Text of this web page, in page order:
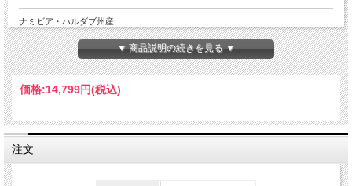
ナミビア・ハルダブ州産
グレードなど
-
ギベオン/隕石/メテオライト
商品説明
鉄隕石であるギベオンメテオライトペンダント入荷です！！
▼ 商品説明の続きを見る ▼
価格:14,799円(税込)
注文